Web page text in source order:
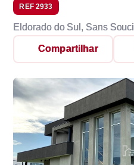
REF 2933
Eldorado do Sul, Sans Souci
Compartilhar